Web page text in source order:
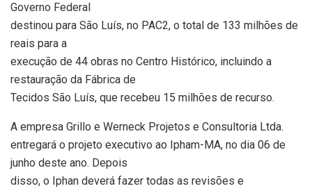
Governo Federal
destinou para São Luís, no PAC2, o total de 133 milhões de
reais para a
execução de 44 obras no Centro Histórico, incluindo a
restauração da Fábrica de
Tecidos São Luís, que recebeu 15 milhões de recurso.
A empresa Grillo e Werneck Projetos e Consultoria Ltda.
entregará o projeto executivo ao Ipham-MA, no dia 06 de
junho deste ano. Depois
disso, o Iphan deverá fazer todas as revisões e